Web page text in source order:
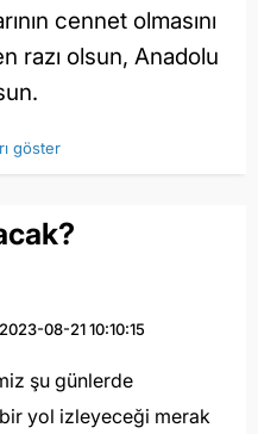
cennet olmasını
razı olsun, Anadolu
göster
2023-08-21 10:10:15
şu günlerde
bir yol izleyeceği merak